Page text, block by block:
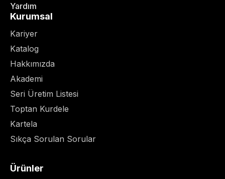
Yardım
Kurumsal
Kariyer
Katalog
Hakkımızda
Akademi
Seri Üretim Listesi
Toptan Kurdele
Kartela
Sıkça Sorulan Sorular
Ürünler